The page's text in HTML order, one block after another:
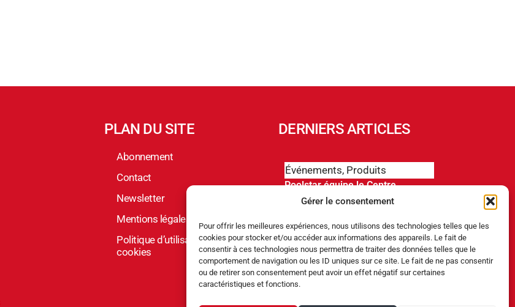
Gérer le consentement
Pour offrir les meilleures expériences, nous utilisons des technologies telles que les
cookies pour stocker et/ou accéder aux informations des appareils. Le fait de
consentir à ces technologies nous permettra de traiter des données telles que le
comportement de navigation ou les ID uniques sur ce site. Le fait de ne pas consentir
ou de retirer son consentement peut avoir un effet négatif sur certaines
caractéristiques et fonctions.
PLAN DU SITE
Abonnement
Contact
Newsletter
Mentions légales
Politique d’utilisation des
cookies
DERNIERS ARTICLES
Événements, Produits
Poolstar équipe le Centre
Aquatique Olympique avec ses
pompes à chaleur Poolex
Produits
ABRIBLUE lance SELFEEX, une
fixation automatique pour
simplifier l’utilisation des volets